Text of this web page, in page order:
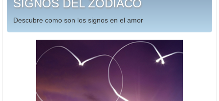
SIGNOS DEL ZODÍACO
Descubre como son los signos en el amor